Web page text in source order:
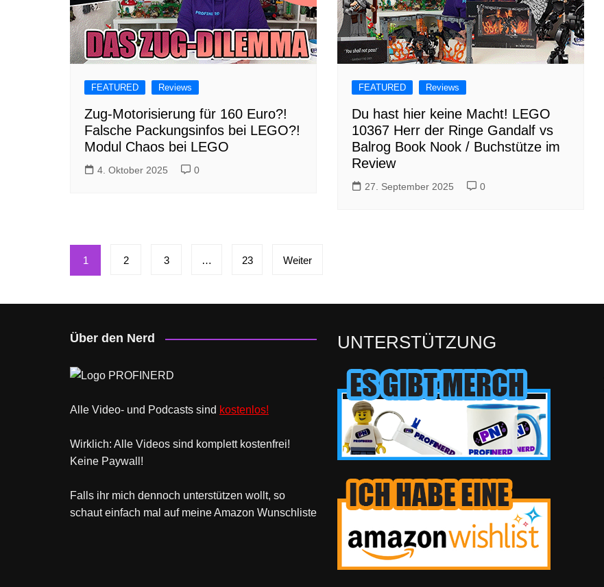
FEATURED Reviews
Zug-Motorisierung für 160 Euro?!
Falsche Packungsinfos bei LEGO?!
Modul Chaos bei LEGO
4. Oktober 2025 0
FEATURED Reviews
Du hast hier keine Macht! LEGO
10367 Herr der Ringe Gandalf vs
Balrog Book Nook / Buchstütze im
Review
27. September 2025 0
Seitennummerierung
der
Beiträge
1 2 3 … 23 Weiter
Über den Nerd
Alle Video- und Podcasts sind kostenlos!
Wirklich: Alle Videos sind komplett kostenfrei!
Keine Paywall!
Falls ihr mich dennoch unterstützen wollt, so
schaut einfach mal auf meine Amazon Wunschliste
UNTERSTÜTZUNG